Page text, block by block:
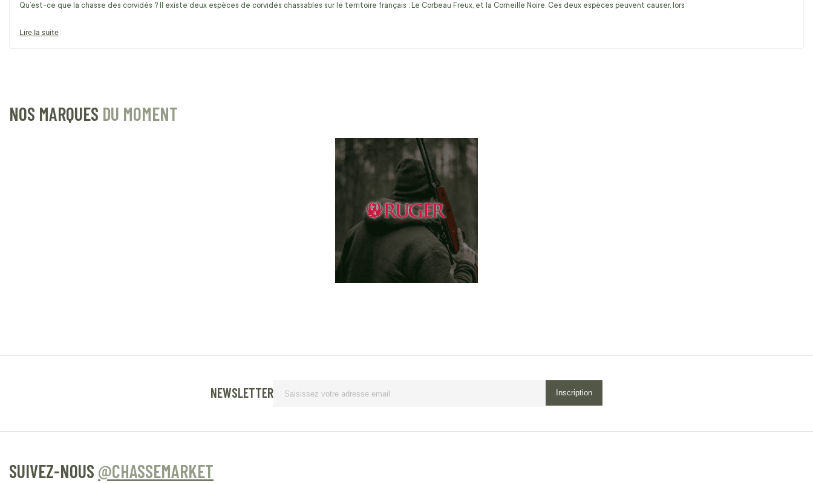
Qu’est-ce que la chasse des corvidés ? Il existe deux espèces de corvidés chassables sur le territoire français : Le Corbeau Freux, et la Corneille Noire. Ces deux espèces peuvent causer, lors
Lire la suite
NOS MARQUES DU MOMENT
NEWSLETTER Inscription
SUIVEZ-NOUS @CHASSEMARKET